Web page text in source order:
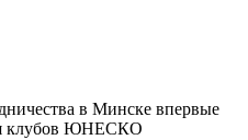
в Минске впервые
клубов ЮНЕСКО